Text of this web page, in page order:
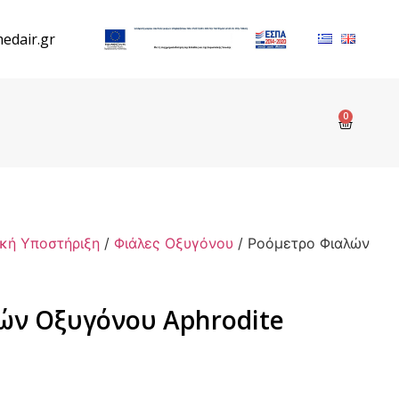
0
Υποστήριξη / Φιάλες Οξυγόνου / Ροόμετρο Φιαλών
Οξυγόνου Aphrodite